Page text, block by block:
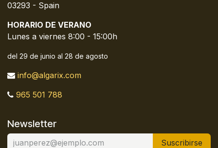
03293 - Spain
HORARIO DE VERANO
Lunes a viernes 8:00 - 15:00h
del 29 de junio al 28 de agosto
info@algarix.com
965 501 788
Newsletter
Suscribirse